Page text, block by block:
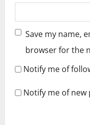
Save my name,
browser for the
Notify me of
Notify me of new